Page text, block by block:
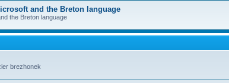
and the Breton language
the Breton language
brezhonek